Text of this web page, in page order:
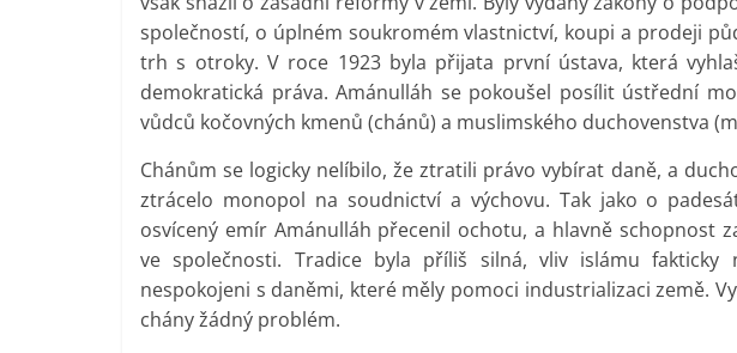
společností, o úplném soukromém vlastnictví, koupi a prodeji
trh s otroky. V roce 1923 byla přijata první ústava, která
demokratická práva. Amánulláh se pokoušel posílit ústřední
vůdců kočovných kmenů (chánů) a muslimského duchovenstva
Chánům se logicky nelíbilo, že ztratili právo vybírat daně, a
ztrácelo monopol na soudnictví a výchovu. Tak jako o
osvícený emír Amánulláh přecenil ochotu, a hlavně schopnost
ve společnosti. Tradice byla příliš silná, vliv islámu fakticky
nespokojeni s daněmi, které měly pomoci industrializaci země.
chány žádný problém.